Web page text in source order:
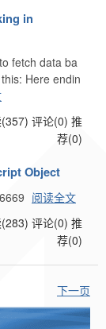
in
fetch data ba
Here endin
评论(0) 推
荐(0)
Object
阅读全文
评论(0) 推
荐(0)
下一页